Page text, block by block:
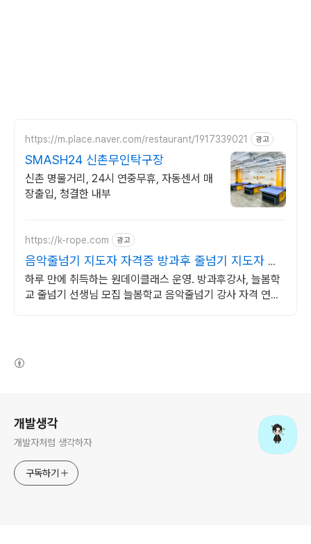
https://m.place.naver.com/restaurant/1917339021 광고
SMASH24 신촌무인탁구장
신촌 명물거리, 24시 연중무휴, 자동센서 매
장출입, 청결한 내부
https://k-rope.com 광고
음악줄넘기 지도자 자격증 방과후 줄넘기 지도자 양
성
하루 만에 취득하는 원데이클래스 운영. 방과후강사, 늘봄학
교 줄넘기 선생님 모집 늘봄학교 음악줄넘기 강사 자격 연수.
개발생각
개발자처럼 생각하자
구독하기